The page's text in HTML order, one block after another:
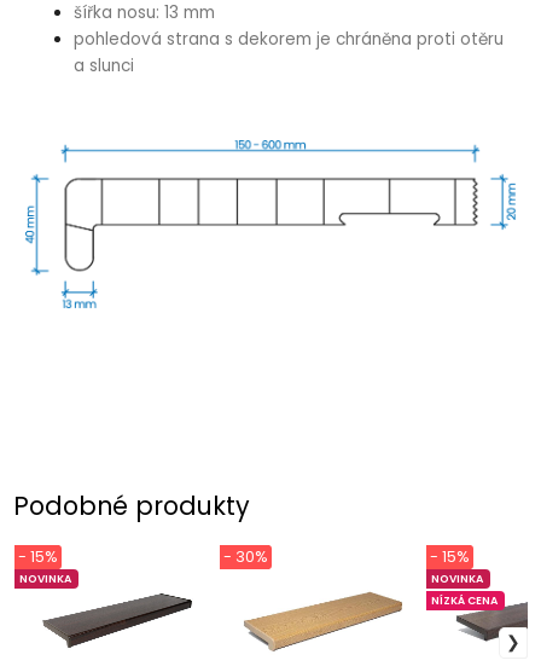
šířka nosu: 13 mm
pohledová strana s dekorem je chráněna proti otěru
a slunci
Podobné produkty
NOVINKA
- 15% - 30%
NOVINKA
NÍZKÁ CENA
- 15%